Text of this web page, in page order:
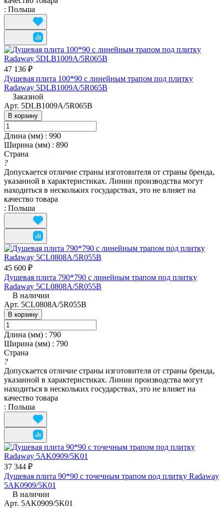
: Польша
47 136 ₽
Душевая плита 100*90 с линейным трапом под плитку
Radaway 5DLB1009A/5R065B
Заказной
Арт. 5DLB1009A/5R065B
В корзину
Длина (мм) : 990
Ширина (мм) : 890
Страна
?
Допускается отличие страны изготовителя от страны бренда,
указанной в характеристиках. Линии производства могут
находиться в нескольких государствах, это не влияет на
качество товара
: Польша
45 600 ₽
Душевая плита 790*790 с линейным трапом под плитку
Radaway 5CL0808A/5R055B
В наличии
Арт. 5CL0808A/5R055B
В корзину
Длина (мм) : 790
Ширина (мм) : 790
Страна
?
Допускается отличие страны изготовителя от страны бренда,
указанной в характеристиках. Линии производства могут
находиться в нескольких государствах, это не влияет на
качество товара
: Польша
37 344 ₽
Душевая плита 90*90 с точечным трапом под плитку Radaway
5AK0909/5K01
В наличии
Арт. 5AK0909/5K01